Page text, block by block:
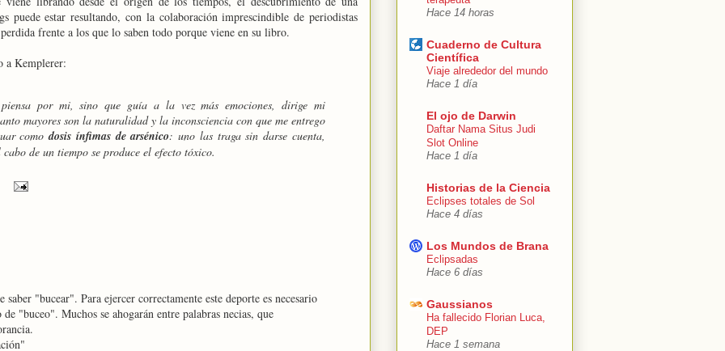
puede estar resultando, con la colaboración imprescindible de periodistas
frente a los que lo saben todo porque viene en su libro.
a Kemplerer:
por mi, sino que guía a la vez más emociones, dirige mi
mayores son la naturalidad y la inconsciencia con que me entrego
comodosis ínfimas de arsénico: uno las traga sin darse cuenta,
de un tiempo se produce el efecto tóxico.
"bucear". Para ejercer correctamente este deporte es necesario
"buceo". Muchos se ahogarán entre palabras necias, que
Hace 14 horas
Cuaderno de Cultura
Científica
Viaje alrededor del mundo
Hace 1 día
El ojo de Darwin
Daftar Nama Situs Judi
Slot Online
Hace 1 día
Historias de la Ciencia
Eclipses totales de Sol
Hace 4 días
Los Mundos de Brana
Eclipsadas
Hace 6 días
Gaussianos
Ha fallecido Florian Luca,
DEP
Hace 1 semana